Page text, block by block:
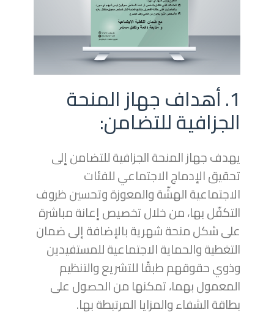
1. أهداف جهاز المنحة
الجزافية للتضامن:
يهدف جهاز المنحة الجزافية للتضامن إلى
تحقيق الإدماج الاجتماعي للفئات
الاجتماعية الهشّة والمعوزة وتحسين ظروف
التكفّل بها، من خلال تخصيص إعانة مباشرة
على شكل منحة شهرية بالإضافة إلى ضمان
التغطية والحماية الاجتماعية للمستفيدين
وذوي حقوقهم طبقًا للتشريع والتنظيم
المعمول بهما، تمكنها من الحصول على
بطاقة الشفاء والمزايا المرتبطة بها.